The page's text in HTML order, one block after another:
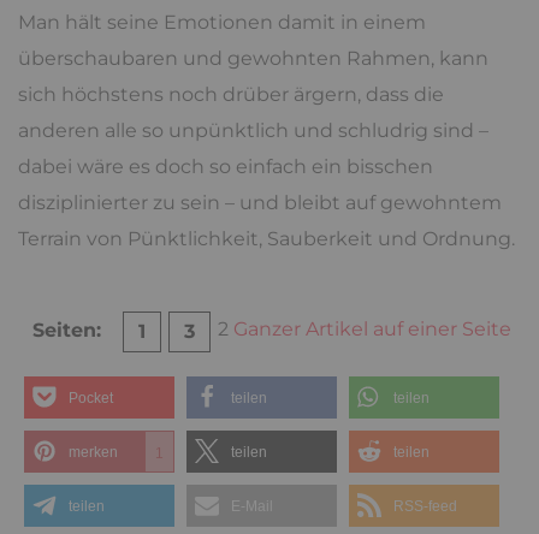
Man hält seine Emotionen damit in einem
überschaubaren und gewohnten Rahmen, kann
sich höchstens noch drüber ärgern, dass die
anderen alle so unpünktlich und schludrig sind –
dabei wäre es doch so einfach ein bisschen
disziplinierter zu sein – und bleibt auf gewohntem
Terrain von Pünktlichkeit, Sauberkeit und Ordnung.
Seiten: 1 2
3 Ganzer Artikel auf einer Seite
Pocket teilen teilen
merken 1 teilen teilen
teilen E-Mail RSS-feed